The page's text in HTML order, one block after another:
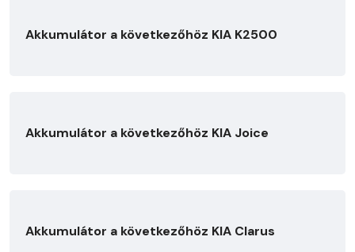
Akkumulátor a következőhöz KIA K2500
Akkumulátor a következőhöz KIA Joice
Akkumulátor a következőhöz KIA Clarus